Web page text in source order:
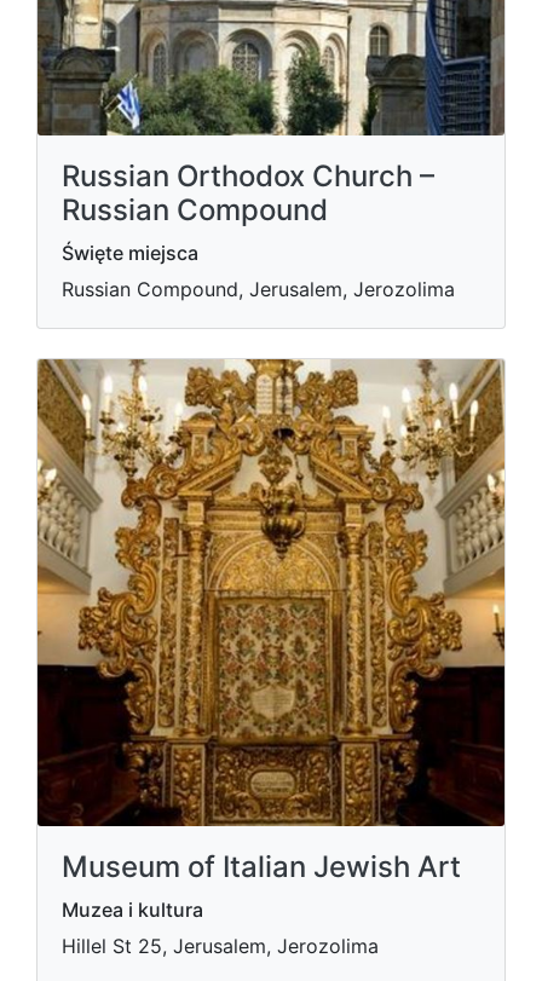
Russian Orthodox Church –
Russian Compound
Święte miejsca
Russian Compound, Jerusalem, Jerozolima
Museum of Italian Jewish Art
Muzea i kultura
Hillel St 25, Jerusalem, Jerozolima